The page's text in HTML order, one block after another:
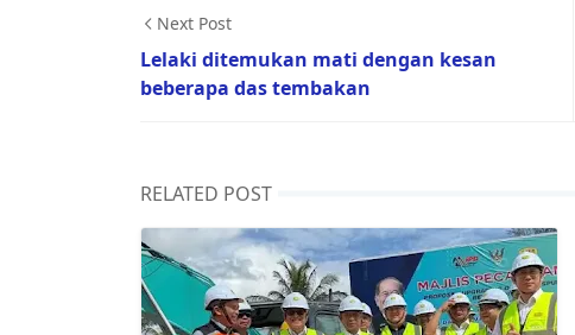
Next Post
Lelaki ditemukan mati dengan kesan
beberapa das tembakan
RELATED POST